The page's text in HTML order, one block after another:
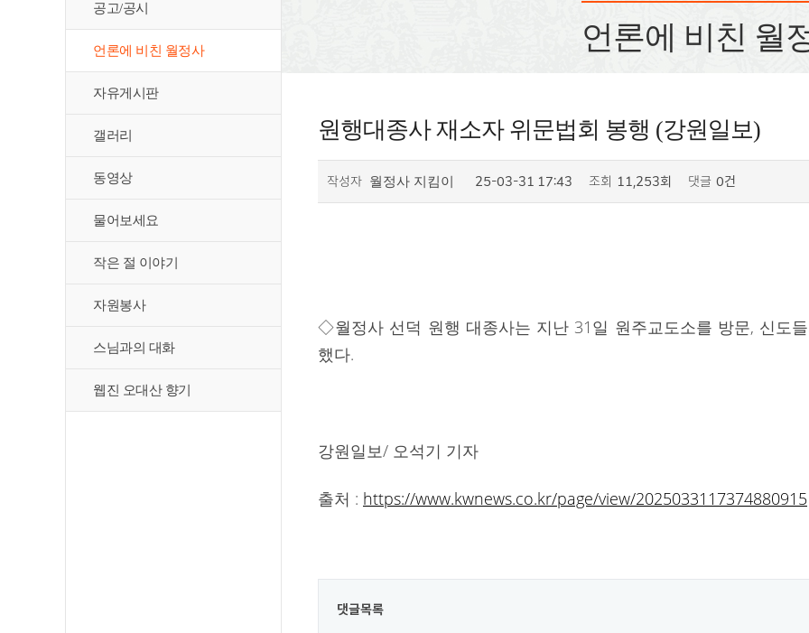
공고/공시
언론에 비친 월정사
자유게시판
갤러리
동영상
물어보세요
작은 절 이야기
자원봉사
스님과의 대화
웹진 오대산 향기
언론에 비친 월
원행대종사 재소자 위문법회 봉행 (강원일보)
작성자 월정사 지킴이 25-03-31 17:43 조회 11,253회 댓글 0건
◇월정사 선덕 원행 대종사는 지난 31일 원주교도소를 방문, 신도
했다.
강원일보/ 오석기 기자
출처 : https://www.kwnews.co.kr/page/view/2025033117374880915
댓글목록